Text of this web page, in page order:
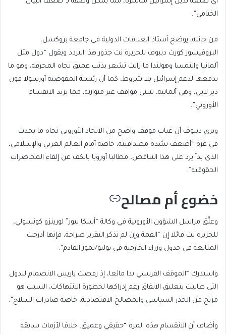
الختامي”.
من جانبه، يوضح أستاذ العلاقات الدولية في جامعة بروكسل،
البروفيسور كورت ديبوف للجزيرة نت جذور هذا التردد ويقول “دول مثل
ألمانيا والنمسا وهولندا ما زالت تشعر بذنب عميق تجاه المحرقة، وهو ما
يدفعها لدعم إسرائيل بلا شروط، كما أن رئيسة المفوضية أورسولا فون
دير لاين، وهي ألمانية، تتبنى مواقف غير متوازنة، مما يزيد الانقسام
الأوروبي”.
ويرى ديبوف أن غياب موقف واضح من الاتحاد الأوروبي تجاه ما يحدث
في غزة “أضعف بشدة مصداقيته، خاصة أمام العالم العربي والإسلامي،
الذي بدأ يرد على هذا التناقض، مطالبا أوروبا بالكف عن إلقاء المحاضرات
الحقوقية”.
خضوع أم مصالح
وعلَّق مراسل الشؤون الأوروبية في وكالة “أسكا نيوز” لورينزو كونسولي،
للجزيرة نت قائلا إن “القمة وإن لم تذكر التقرير صراحة، فإنها أدرجت
المتابعة في جدول وزراء الخارجية في يوليو/تموز القادم”.
واستدرك “الموقف الفرنسي بدا مائعا، إذ رفضت باريس الانضمام للدول
التي طالبت بتعليق الاتفاق رغم إدراكها لخطورة الانتهاكات، السبب هو
مزيج من الحذر السياسي والمصالح الاقتصادية، خاصة صادرات السلاح”.
وأضاف أن الانقسام هذه المرة “حقيقي وعميق، خلافا لأزمات سابقة